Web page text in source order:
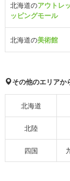
北海道のアウトレ
ッピングモール
北海道の美術館
その他のエリアか
北海道
北陸
四国